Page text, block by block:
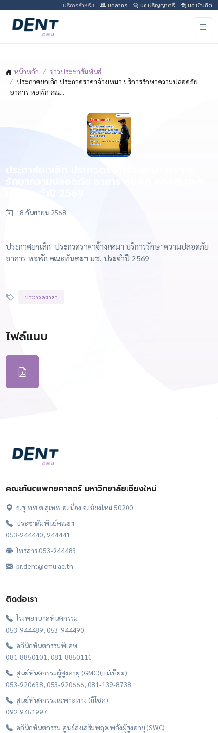
บริการสำหรับ บุคลากร นศ.ปริญญาตรี นศ.บัณฑิต
หน้าหลัก
ข่าวประชาสัมพันธ์
ประกาศยกเลิก ประกวดราคาจ้างเหมา บริการรักษาความปลอดภัย
อาคาร หอพัก คณ...
18 กันยายน 2568
ประกาศยกเลิก ประกวดราคาจ้างเหมา บริการรักษาความปลอดภัย
อาคาร หอพัก คณะทันตะฯ มช. ประจำปี 2569
ประกวดราคา
ไฟล์แนบ
คณะทันตแพทยศาสตร์ มหาวิทยาลัยเชียงใหม่
ถ.สุเทพ ต.สุเทพ อ.เมือง จ.เชียงใหม่ 50200
ประชาสัมพันธ์คณะฯ
053-944440, 944441
โทรสาร 053-944483
pr.dent@cmu.ac.th
ติดต่อเรา
โรงพยาบาลทันตกรรม
053-944489, 053-944490
คลินิกทันตกรรมพิเศษ
081-8850101, 081-8850110
ศูนย์ทันตกรรมผู้สูงอายุ (GMC)(แม่เหียะ)
053-920638, 053-920666, 081-139-8738
ศูนย์ทันตกรรมเฉพาะทาง (มีโชค)
092-9451997
คลินิกทันตกรรม ศูนย์ส่งเสริมพฤฒพลังผู้สูงอายุ (SWC)